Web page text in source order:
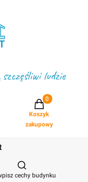
ludzie
Projekty w
Koszyk
zakupowy
Otwórz
cechy budynku